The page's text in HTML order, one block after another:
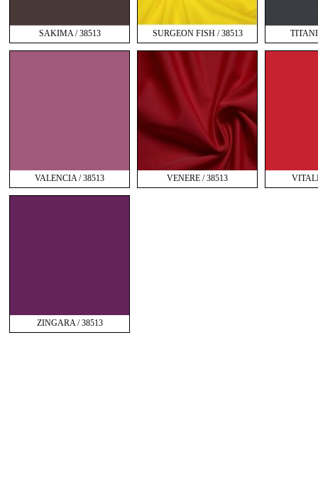
SAKIMA / 38513 SURGEON FISH / 38513
VALENCIA / 38513 VENERE / 38513
ZINGARA / 38513